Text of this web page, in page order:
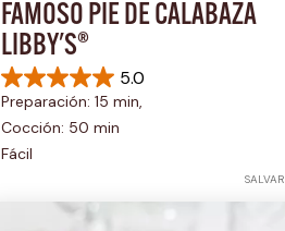
FAMOSO PIE DE CALABAZA
LIBBY'S®
5.0
5.0
de
5
estrellas.
2
Preparación: 15 min,
Cocción: 50 min
Fácil
SALVAR